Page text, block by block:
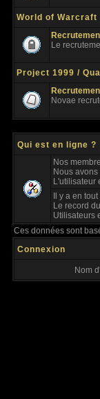
World of Warcraft
Le
Project 1999 /
Novae
Qui est en ligne ?
Nos
Nous avons
L'utilisateur
Il y a en tout
Le record
Utilisateurs
Ces données sont
Connexion
Nom